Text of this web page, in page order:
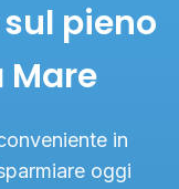
pieno
Mare
in
oggi